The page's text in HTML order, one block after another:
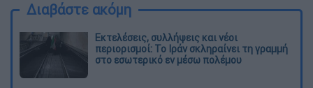
Διαβάστε ακόμη
Εκτελέσεις, συλλήψεις και νέοι
περιορισμοί: Το Ιράν σκληραίνει τη γραμμή
στο εσωτερικό εν μέσω πολέμου